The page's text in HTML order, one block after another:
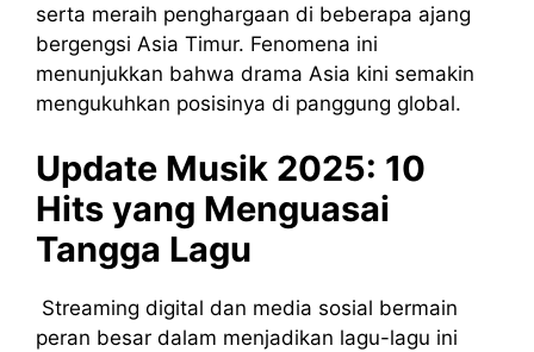
serta meraih penghargaan di beberapa ajang
bergengsi Asia Timur. Fenomena ini
menunjukkan bahwa drama Asia kini semakin
mengukuhkan posisinya di panggung global.
Update Musik 2025: 10
Hits yang Menguasai
Tangga Lagu
Streaming digital dan media sosial bermain
peran besar dalam menjadikan lagu-lagu ini